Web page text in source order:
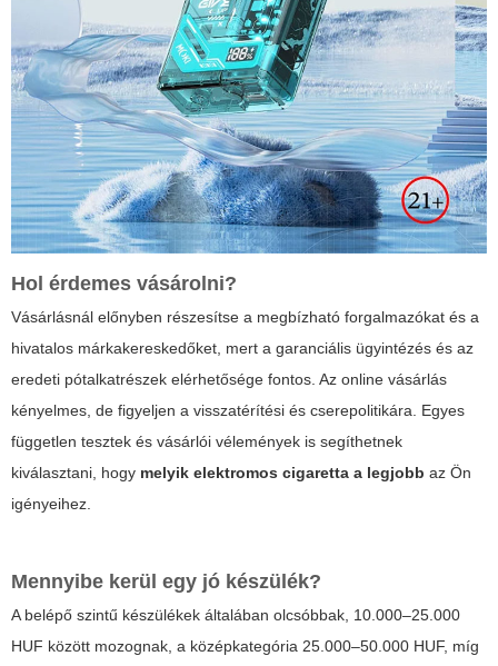
Hol érdemes vásárolni?
Vásárlásnál előnyben részesítse a megbízható forgalmazókat és a
hivatalos márkakereskedőket, mert a garanciális ügyintézés és az
eredeti pótalkatrészek elérhetősége fontos. Az online vásárlás
kényelmes, de figyeljen a visszatérítési és cserepolitikára. Egyes
független tesztek és vásárlói vélemények is segíthetnek
kiválasztani, hogy melyik elektromos cigaretta a legjobb az Ön
igényeihez.
Mennyibe kerül egy jó készülék?
A belépő szintű készülékek általában olcsóbbak, 10.000–25.000
HUF között mozognak, a középkategória 25.000–50.000 HUF, míg